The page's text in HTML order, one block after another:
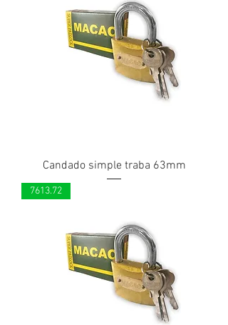
Candado simple traba 63mm
7613.72